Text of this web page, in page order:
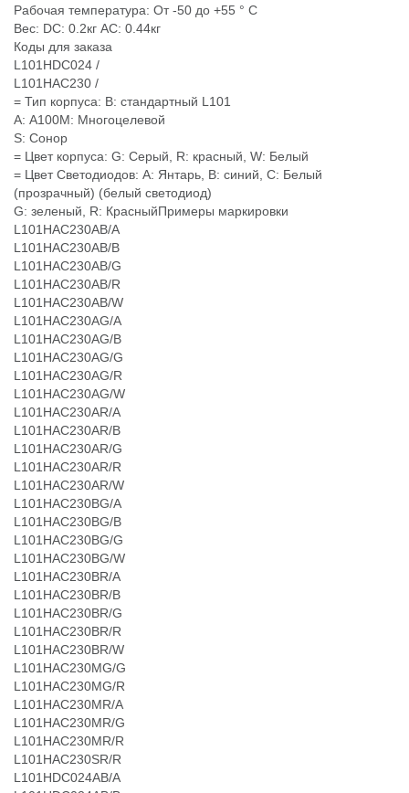
Рабочая температура: От -50 до +55 ° C
Вес: DC: 0.2кг AC: 0.44кг
Коды для заказа
L101HDC024 /
L101HAC230 /
= Тип корпуса: B: стандартный L101
А: A100М: Многоцелевой
S: Сонор
= Цвет корпуса: G: Серый, R: красный, W: Белый
= Цвет Светодиодов: А: Янтарь, В: синий, C: Белый
(прозрачный) (белый светодиод)
G: зеленый, R: КрасныйПримеры маркировки
L101HAC230AB/A
L101HAC230AB/B
L101HAC230AB/G
L101HAC230AB/R
L101HAC230AB/W
L101HAC230AG/A
L101HAC230AG/B
L101HAC230AG/G
L101HAC230AG/R
L101HAC230AG/W
L101HAC230AR/A
L101HAC230AR/B
L101HAC230AR/G
L101HAC230AR/R
L101HAC230AR/W
L101HAC230BG/A
L101HAC230BG/B
L101HAC230BG/G
L101HAC230BG/W
L101HAC230BR/A
L101HAC230BR/B
L101HAC230BR/G
L101HAC230BR/R
L101HAC230BR/W
L101HAC230MG/G
L101HAC230MG/R
L101HAC230MR/A
L101HAC230MR/G
L101HAC230MR/R
L101HAC230SR/R
L101HDC024AB/A